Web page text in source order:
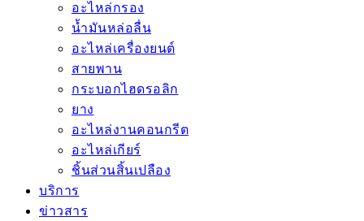
อะไหล่กรอง
น้ำมันหล่อลื่น
อะไหล่เครื่องยนต์
สายพาน
กระบอกไฮดรอลิก
ยาง
อะไหล่งานคอนกรีต
อะไหล่เกียร์
ชิ้นส่วนสิ้นเปลือง
บริการ
ข่าวสาร